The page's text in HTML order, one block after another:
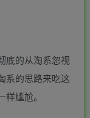
底的从淘系忽视
系的思路来吃这
尴尬。